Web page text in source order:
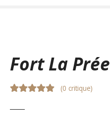
Fort La Prée
(0 critique)